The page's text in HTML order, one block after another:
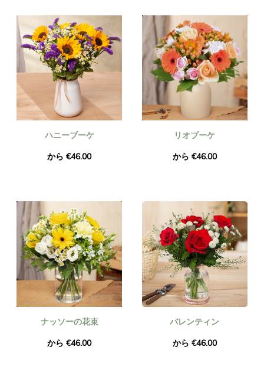
ハニーブーケ
から €46.00
リオブーケ
から €46.00
ナッソーの花束
から €46.00
バレンティン
から €46.00